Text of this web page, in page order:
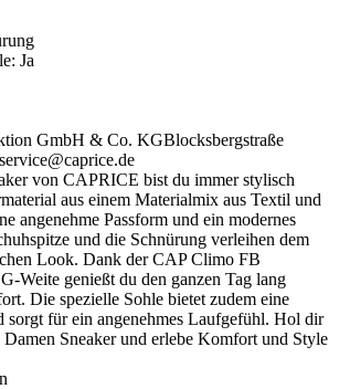
Ja
GmbH & Co. KGBlocksbergstraße
service@caprice.de
von CAPRICE bist du immer stylisch
aus einem Materialmix aus Textil und
angenehme Passform und ein modernes
und die Schnürung verleihen dem
Look. Dank der CAP Climo FB
Weite genießt du den ganzen Tag lang
Die spezielle Sohle bietet zudem eine
sorgt für ein angenehmes Laufgefühl. Hol dir
Damen Sneaker und erlebe Komfort und Style